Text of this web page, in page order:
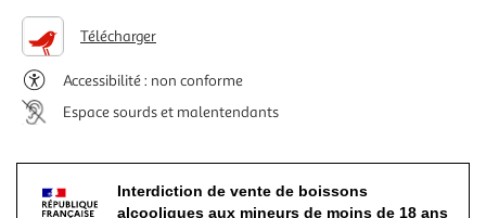
Télécharger
Accessibilité : non conforme
Espace sourds et malentendants
Interdiction de vente de boissons
alcooliques aux mineurs de moins de 18 ans